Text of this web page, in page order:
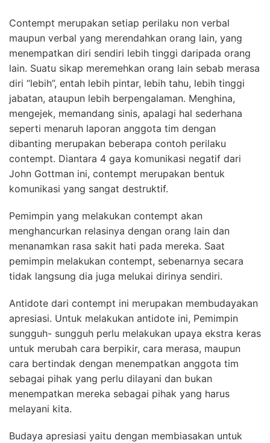
Contempt merupakan setiap perilaku non verbal
maupun verbal yang merendahkan orang lain, yang
menempatkan diri sendiri lebih tinggi daripada orang
lain. Suatu sikap meremehkan orang lain sebab merasa
diri “lebih”, entah lebih pintar, lebih tahu, lebih tinggi
jabatan, ataupun lebih berpengalaman. Menghina,
mengejek, memandang sinis, apalagi hal sederhana
seperti menaruh laporan anggota tim dengan
dibanting merupakan beberapa contoh perilaku
contempt. Diantara 4 gaya komunikasi negatif dari
John Gottman ini, contempt merupakan bentuk
komunikasi yang sangat destruktif.
Pemimpin yang melakukan contempt akan
menghancurkan relasinya dengan orang lain dan
menanamkan rasa sakit hati pada mereka. Saat
pemimpin melakukan contempt, sebenarnya secara
tidak langsung dia juga melukai dirinya sendiri.
Antidote dari contempt ini merupakan membudayakan
apresiasi. Untuk melakukan antidote ini, Pemimpin
sungguh- sungguh perlu melakukan upaya ekstra keras
untuk merubah cara berpikir, cara merasa, maupun
cara bertindak dengan menempatkan anggota tim
sebagai pihak yang perlu dilayani dan bukan
menempatkan mereka sebagai pihak yang harus
melayani kita.
Budaya apresiasi yaitu dengan membiasakan untuk